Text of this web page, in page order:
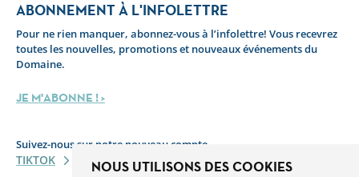
NOUS UTILISONS DES COOKIES
ABONNEMENT À L'INFOLETTRE
Pour ne rien manquer, abonnez-vous à l’infolettre! Vous recevrez
toutes les nouvelles, promotions et nouveaux événements du
Domaine.
JE M'ABONNE ! >
Suivez-nous sur notre nouveau compte
TIKTOK